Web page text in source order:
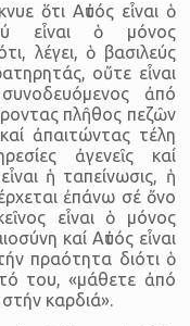
ὅτι Αὐτός εἶναι ὁ
εἶναι ὁ μόνος
λέγει, ὁ βασιλεύς
οὔτε εἶναι
ἀπό
πλῆθος πεζῶν
ἀπαιτώντας τέλη
ἀγενεῖς καί
ἡ ταπείνωσις, ἡ
ἐπάνω σέ ὄνο
εἶναι ὁ μόνος
καί Αὐτός εἶναι
πραότητα διότι ὁ
του, «μάθετε ἀπό
στήν καρδιά».